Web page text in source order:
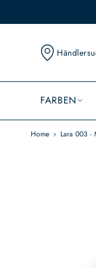
FARBEN
Home Lara 003 -